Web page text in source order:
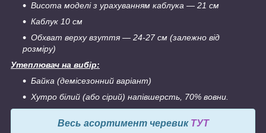
Висота моделі з урахуванням каблука ― 21 см
Каблук 10 см
Обхват верху взуття ― 24-27 см (залежно від
розміру)
Утеплювач на вибір:
Байка (демісезонний варіант)
Хутро білий (або сірий) напівшерсть, 70% вовни.
Весь асортимент черевик ТУТ